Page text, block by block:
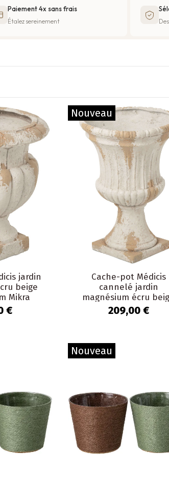
Paiement 4x sans frais
Étalez sereinement
jardin
beige
Mikra
€
Nouveau
Cache-pot Médicis
cannelé jardin
magnésium écru
40x40x56 cm Mikra
209,00 €
Nouveau